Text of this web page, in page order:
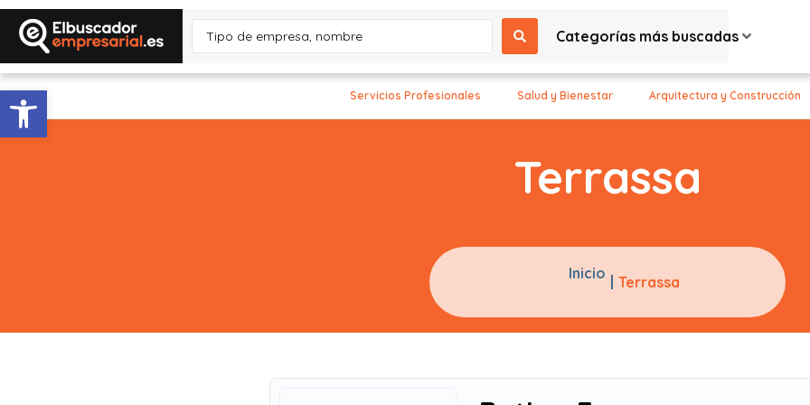
Abrir barra de herramientas
Categorías más buscadas
Servicios Profesionales Salud y Bienestar Arquitectura y Construcción
Terrassa
Inicio Terrassa